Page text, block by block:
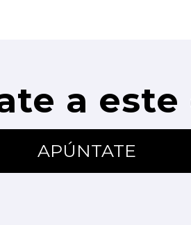
a este
APÚNTATE